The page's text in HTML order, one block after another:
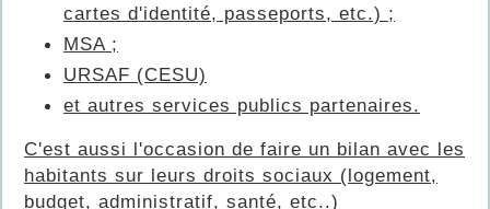
cartes d'identité, passeports, etc.) ;
MSA ;
URSAF (CESU)
et autres services publics partenaires.
C'est aussi l'occasion de faire un bilan avec les
habitants sur leurs droits sociaux (logement,
budget, administratif, santé, etc..)